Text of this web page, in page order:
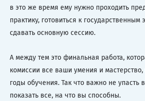
в это же время ему нужно проходить
практику, готовиться к государственным
сдавать основную сессию.
А между тем это финальная работа,
комиссии все ваши умения и
годы обучения. Так что важно не упасть
показать все, на что вы способны.